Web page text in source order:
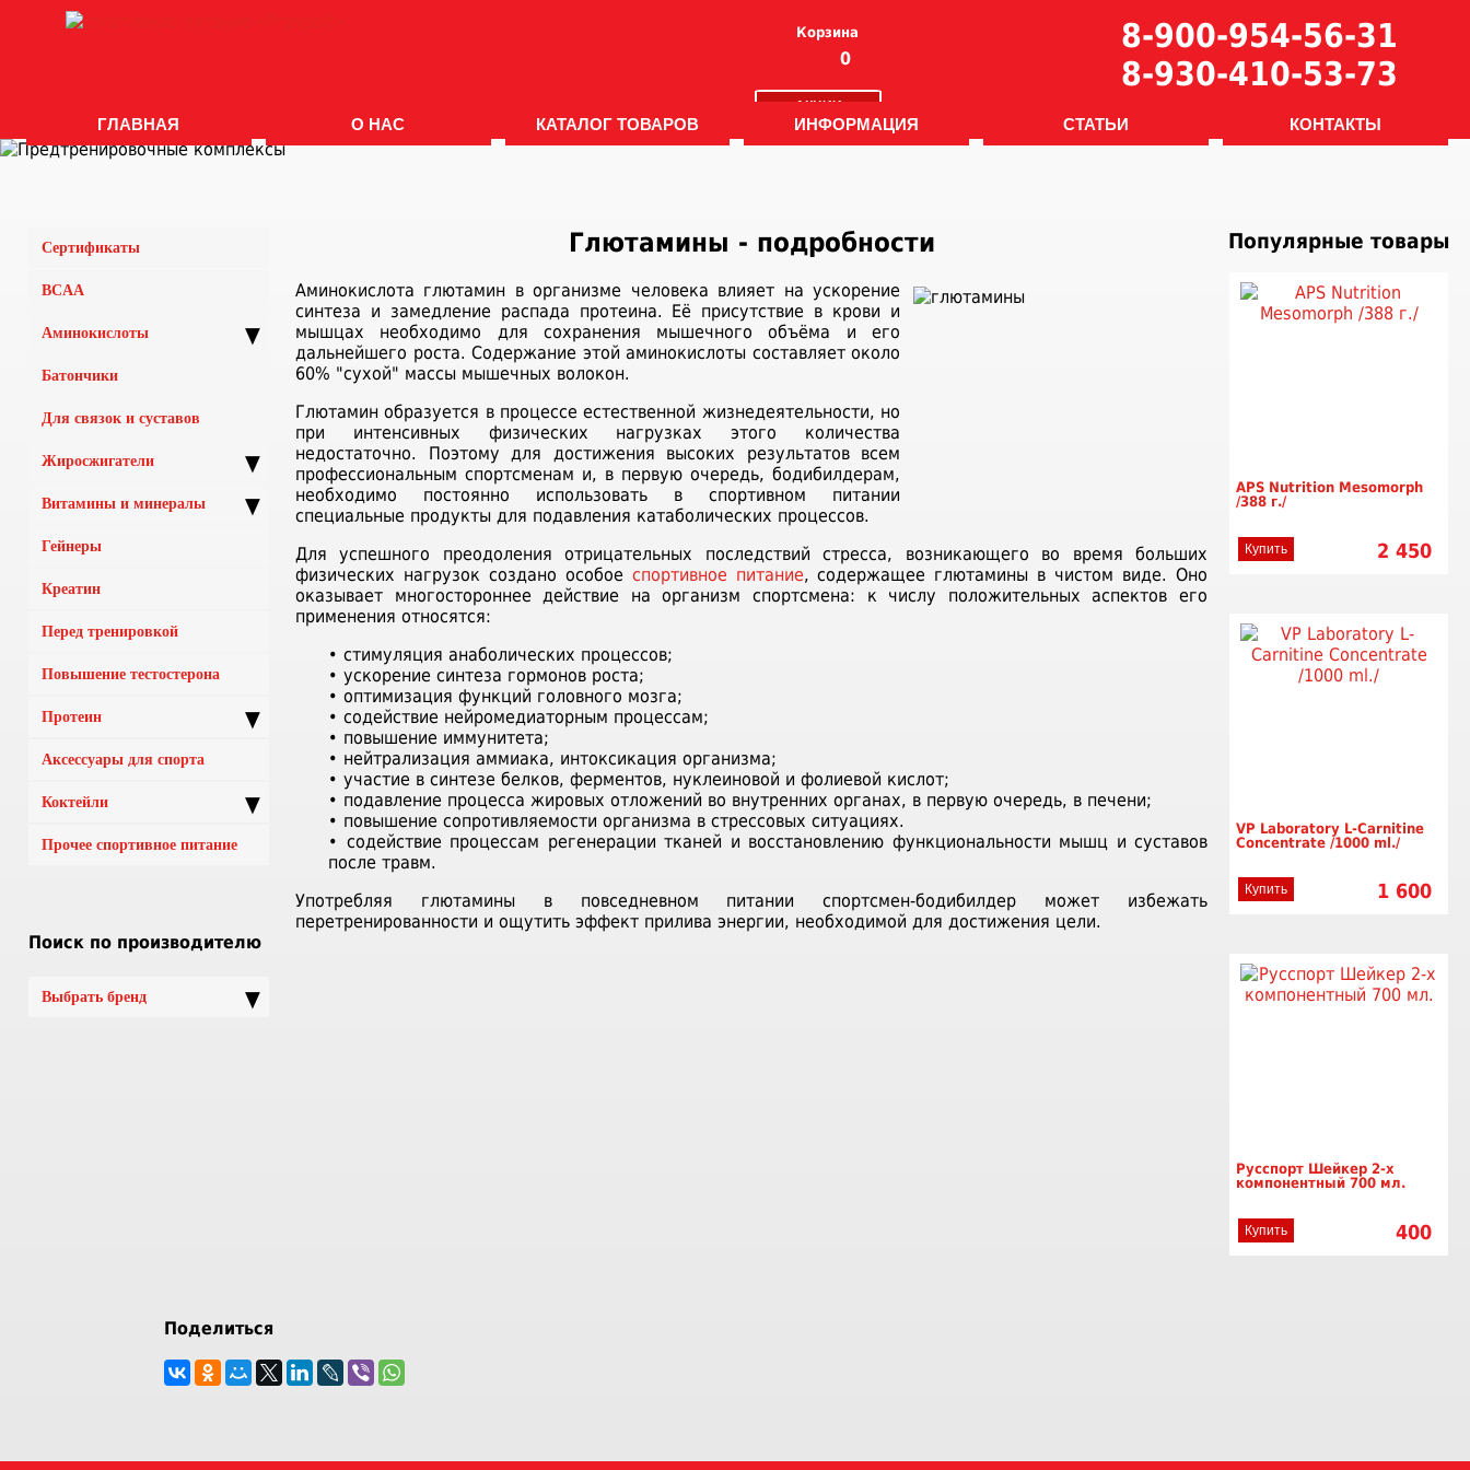
8-900-954-56-31
8-930-410-53-73
Корзина
0
АКЦИИ
ГЛАВНАЯ О НАС КАТАЛОГ ТОВАРОВ ИНФОРМАЦИЯ СТАТЬИ КОНТАКТЫ
Глютамины - подробности
Аминокислота глютамин в организме человека влияет на ускорение
синтеза и замедление распада протеина. Её присутствие в крови и
мышцах необходимо для сохранения мышечного объёма и его
дальнейшего роста. Содержание этой аминокислоты составляет около
60% "сухой" массы мышечных волокон.
Глютамин образуется в процессе естественной жизнедеятельности, но
при интенсивных физических нагрузках этого количества
недостаточно. Поэтому для достижения высоких результатов всем
профессиональным спортсменам и, в первую очередь, бодибилдерам,
необходимо постоянно использовать в спортивном питании
специальные продукты для подавления катаболических процессов.
Для успешного преодоления отрицательных последствий стресса, возникающего во время больших
физических нагрузок создано особое спортивное питание, содержащее глютамины в чистом виде. Оно
оказывает многостороннее действие на организм спортсмена: к числу положительных аспектов его
применения относятся:
• стимуляция анаболических процессов;
• ускорение синтеза гормонов роста;
• оптимизация функций головного мозга;
• содействие нейромедиаторным процессам;
• повышение иммунитета;
• нейтрализация аммиака, интоксикация организма;
• участие в синтезе белков, ферментов, нуклеиновой и фолиевой кислот;
• подавление процесса жировых отложений во внутренних органах, в первую очередь, в печени;
• повышение сопротивляемости организма в стрессовых ситуациях.
• содействие процессам регенерации тканей и восстановлению функциональности мышц и суставов
после травм.
Употребляя глютамины в повседневном питании спортсмен-бодибилдер может избежать
перетренированности и ощутить эффект прилива энергии, необходимой для достижения цели.
Сертификаты
BCAA
▼
Аминокислоты
Батончики
Для связок и суставов
▼
Жиросжигатели
▼
Витамины и минералы
Гейнеры
Креатин
Перед тренировкой
Повышение тестостерона
▼
Протеин
Аксессуары для спорта
▼
Коктейли
Прочее спортивное питание
Поиск по производителю
▼
Выбрать бренд
Популярные товары
APS Nutrition Mesomorph
/388 г./
2 450
Купить
VP Laboratory L-Carnitine
Concentrate /1000 ml./
1 600
Купить
Русспорт Шейкер 2-х
компонентный 700 мл.
400
Купить
Поделиться